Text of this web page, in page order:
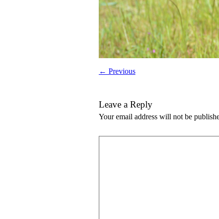
← Previous
Leave a Reply
Your email address will not be